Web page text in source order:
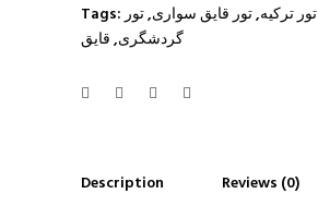
Tags:
تور ترکیه,تور قایق سواری,تور
گردشگری,قایق
Description Reviews (0)